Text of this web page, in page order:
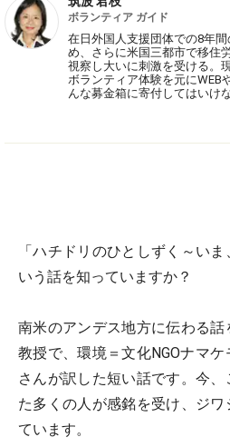
ボランティア ガイド
在日外国人支援団体での8年
め、さらに米国三都市で移住
視察し大いに刺激を受ける。
ボランティア体験を元にWEB
んな募金箱に寄付してはいけ
「ハチドリのひとしずく～い
いう話を知っていますか？
南米のアンデス地方に伝わる
教授で、環境＝文化NGOナマ
さんが訳した短い話です。今、
た多くの人が感銘を受け、ジ
ています。